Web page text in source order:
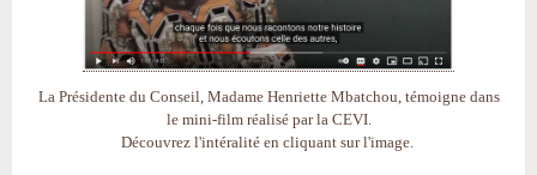
La Présidente du Conseil, Madame Henriette Mbatchou, témoigne dans
le mini-film réalisé par la CEVI.
Découvrez l'intéralité en cliquant sur l'image.